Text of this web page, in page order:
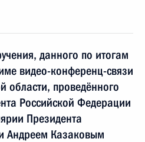
данного по итогам
видео-конференц-связи
области, проведённого
Российской Федерации
Президента
Андреем Казаковым